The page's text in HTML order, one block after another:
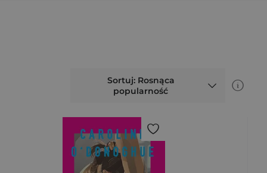
Sortuj: Rosnąca
popularność